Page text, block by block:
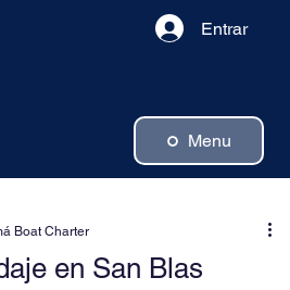
Menu
Entrar
en San Blas
Boat Charter